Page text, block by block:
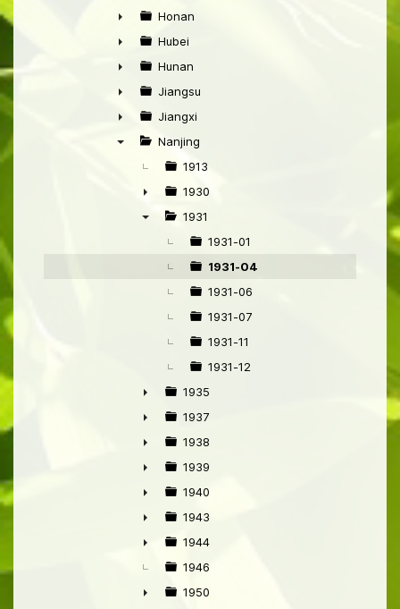
►
►
Honan
►
Hubei
►
Hunan
►
Jiangsu
►
Jiangxi
Nanjing
1913
►
1930
1931
1931-01
1931-04
1931-06
1931-07
1931-11
1931-12
►
1935
►
1937
►
1938
►
1939
►
1940
►
1943
►
1944
1946
1950